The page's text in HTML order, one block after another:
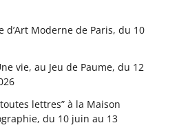
d’Art Moderne de Paris, du 10
vie, au Jeu de Paume, du 12
lettres” à la Maison
du 10 juin au 13